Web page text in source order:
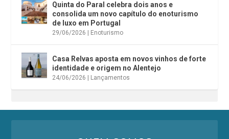
Quinta do Paral celebra dois anos e
consolida um novo capítulo do enoturismo
de luxo em Portugal
29/06/2026 Enoturismo
Casa Relvas aposta em novos vinhos de forte
identidade e origem no Alentejo
24/06/2026 Lançamentos